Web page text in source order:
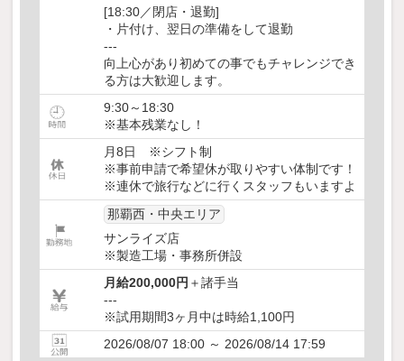
[18:30／閉店・退勤]
・片付け、翌日の準備をして退勤
---
向上心があり初めての事でもチャレンジでき
る方は大歓迎します。
9:30～18:30
※基本残業なし！
月8日 ※シフト制
※事前申請で希望休が取りやすい体制です！
※連休で旅行などに行くスタッフもいますよ
那覇西・中央エリア
サンライズ店
※製造工場・事務所併設
月給200,000円 ＋諸手当
---
※試用期間3ヶ月中は時給1,100円
2026/08/07 18:00 ～ 2026/08/14 17:59